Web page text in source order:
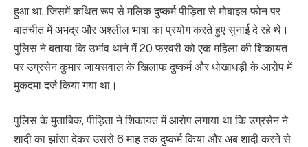
हुआ था, जिसमें कथित रूप से मलिक दुष्कर्म पीड़िता से मोबाइल फोन पर
बातचीत में अभद्र और अश्लील भाषा का प्रयोग करते हुए सुनाई दे रहे थे।
पुलिस ने बताया कि उभांव थाने में 20 फरवरी को एक महिला की शिकायत
पर उग्रसेन कुमार जायसवाल के खिलाफ दुष्कर्म और धोखाधड़ी के आरोप में
मुकदमा दर्ज किया गया था।
पुलिस के मुताबिक, पीड़िता ने शिकायत में आरोप लगाया था कि उग्रसेन ने
शादी का झांसा देकर उससे 6 माह तक दुष्कर्म किया और अब शादी करने से